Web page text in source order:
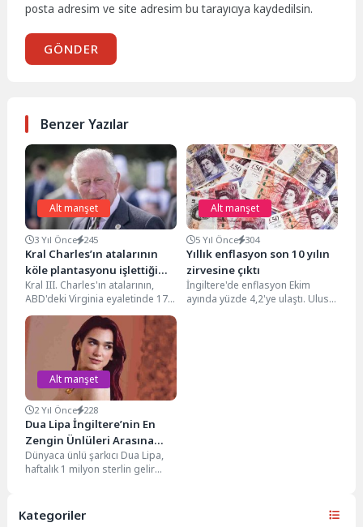
posta adresim ve site adresim bu tarayıcıya kaydedilsin.
GÖNDER
Benzer Yazılar
Alt manşet
3 Yıl Önce 245
Kral Charles’ın atalarının
köle plantasyonu işlettiği
ortaya çıktı
Kral III. Charles'ın atalarının,
ABD'deki Virginia eyaletinde 17.
yüzyılda tütün plantasyonu
sahibi olduğunu ve köle...
Alt manşet
5 Yıl Önce 304
Yıllık enflasyon son 10 yılın
zirvesine çıktı
İngiltere'de enflasyon Ekim
ayında yüzde 4,2'ye ulaştı. Ulusal
Alt manşet
2 Yıl Önce 228
Dua Lipa İngiltere’nin En
Zengin Ünlüleri Arasına
Girdi: Haftada 1 Milyon
Sterlin
Dünyaca ünlü şarkıcı Dua Lipa,
haftalık 1 milyon sterlin gelir
Kategoriler